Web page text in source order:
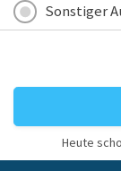
Sonstiger
Heute